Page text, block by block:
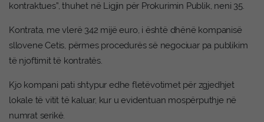
kontraktues”, thuhet në Ligjin për Prokurimin Publik, neni 35.
Kontrata, me vlerë 342 mijë euro, i është dhënë kompanisë
sllovene Cetis, përmes procedurës së negociuar pa publikim
të njoftimit të kontratës.
Kjo kompani pati shtypur edhe fletëvotimet për zgjedhjet
lokale të vitit të kaluar, kur u evidentuan mospërputhje në
numrat serikë.